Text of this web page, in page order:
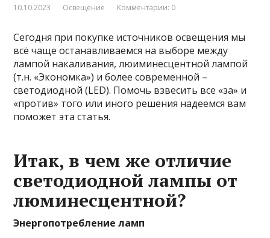
10.10.2023 Освещение Комментарии: 0
Сегодня при покупке источников освещения мы
всё чаще останавливаемся на выборе между
лампой накаливания, люиминесцентной лампой
(т.н. «Экономка») и более современной –
светодиодной (LED). Помочь взвесить все «за» и
«против» того или иного решения надеемся вам
поможет эта статья.
Итак, в чем же отличие
светодиодной лампы от
люминесцентной?
Энергопотребление ламп